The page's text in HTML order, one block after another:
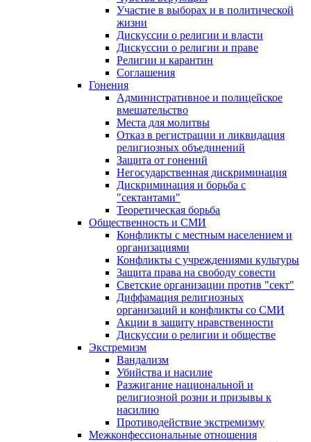
Участие в выборах и в политической
жизни
Дискуссии о религии и власти
Дискуссии о религии и праве
Религии и карантин
Соглашения
Гонения
Административное и полицейское
вмешательство
Места для молитвы
Отказ в регистрации и ликвидация
религиозных объединений
Защита от гонений
Негосударственная дискриминация
Дискриминация и борьба с
"сектантами"
Теоретическая борьба
Общественность и СМИ
Конфликты с местным населением и
организациями
Конфликты с учреждениями культуры
Защита права на свободу совести
Светские организации против "сект"
Диффамация религиозных
организаций и конфликты со СМИ
Акции в защиту нравственности
Дискуссии о религии и обществе
Экстремизм
Вандализм
Убийства и насилие
Разжигание национальной и
религиозной розни и призывы к
насилию
Противодействие экстремизму
Межконфессиональные отношения